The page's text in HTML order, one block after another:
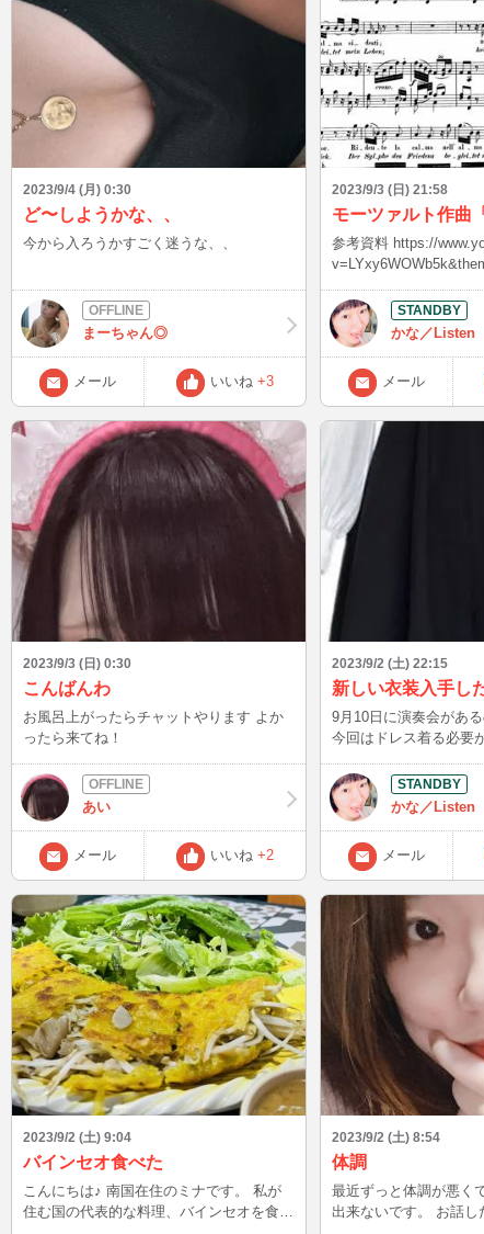
2023/9/4 (月) 0:30
ど〜しようかな、、
今から入ろうかすごく迷うな、、
まーちゃん◎
メール いいね +3
2023/9/3 (日) 21:58
参考資料 https://
いまして…。 下記の解釈を踏まえた上で
聞いてみると、参考資
かもしれません。 あくまで私なりの解釈
なので、鵜呑みにしな
す。 ついでに勉強用メモも書いてあるの
で、そこはスルーしてくだ
la calma nell'alma si
と魂の中であなたは目覚め
desti,→魂の中であなた
を2回繰り返すので、
出す。これにより魂の
人だったのだと表現できる。 ne
segno→そこには多くの
sdegno e timor.→(魂の)
の 当時はフランス革命
な人を無くした魂の怒
分かもしれない恐怖 Ridente la calma
nell'alma si desti,→穏や
であなたは目覚め どう
られるんだろう？ nell'alma si desti,→魂の
中であなたは目覚め 君
覚めたの？ ne resti un segno di sdegno e
timor.→そこには多くの
(魂の)怒り、そして恐怖の Tu
frattanto→その間にあな
stringer mio bene,→(胸
る、私を心地よく 優し
るから、胸が締め付けられる
なたの優しさに)心か
人を亡くした魂の怒り
かもしれない恐怖は、
化？された感動から3
や悔しさ、苦しみを受
われた嬉しさから この時代に優しさと浄
化力持ってるのは大体
ろだが、当時は啓蒙主
め、神という概念は疑
Ridente la calma
かに笑うと魂の中であ
nell'alma si desti,→魂の
め 同じ言葉を2回繰り
非和声音を出す。フラ
た、大切な人たちの魂が
resti un segno→そこに
かな／Listen
メール
2023/9/3 (日) 0:30
こんばんわ
お風呂上がったらチャットやります よか
ったら来てね！
あい
メール いいね +2
2023/9/2 (土) 22:15
新しい衣装入手し
9月10日に演奏会がある
今回はドレス着る必要
衣装は取り上げており
その時はシンプルな黒
んですけど…。 それは地味だからやめな
さいと言われ、これ選
実際の写真から察する
てる坊主になる可能性
に仕込んでボリューム
レリーナやゴスロリフ
方、もしくは新婦さんな
デングドレスみたいに
づけて転ばないために
＾＾ どちらも当日までに到着しそうで
す！ エプロンは既に持っているので、後
は靴さえ何とかすればいい
最近洋服買いましたか？ この後、
です！ 夏の疲れが出やすい時節、くれぐ
れも体調を崩されませ
い⭐︎ 次回予定:9/3(日
かな／Listen
メール
2023/9/2 (土) 9:04
バインセオ食べた
こんにちは♪ 南国在住のミナです。 私が
住む国の代表的な料理、バインセオを食べ
2023/9/2 (土) 8:54
体調
最近ずっと体調が悪く
出来ないです。 お話